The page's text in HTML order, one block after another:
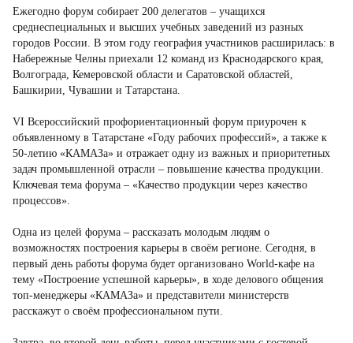
Ежегодно форум собирает 200 делегатов – учащихся
среднеспециальных и высших учебных заведений из разных
городов России. В этом году география участников расширилась: в
Набережные Челны приехали 12 команд из Краснодарского края,
Волгограда, Кемеровской области и Саратовской областей,
Башкирии, Чувашии и Татарстана.
VI Всероссийский профориентационный форум приурочен к
объявленному в Татарстане «Году рабочих профессий», а также к
50-летию «КАМАЗа» и отражает одну из важных и приоритетных
задач промышленной отрасли – повышение качества продукции.
Ключевая тема форума – «Качество продукции через качество
процессов».
Одна из целей форума – рассказать молодым людям о
возможностях построения карьеры в своём регионе. Сегодня, в
первый день работы форума будет организовано World-кафе на
тему «Построение успешной карьеры», в ходе делового общения
топ-менеджеры «КАМАЗа» и представители министерств
расскажут о своём профессиональном пути.